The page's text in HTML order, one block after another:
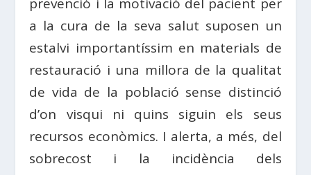
a la cura de la seva salut suposen un
estalvi importantíssim en materials de
restauració i una millora de la qualitat
de vida de la població sense distinció
d’on visqui ni quins siguin els seus
recursos econòmics. I alerta, a més, del
sobrecost i la incidència dels